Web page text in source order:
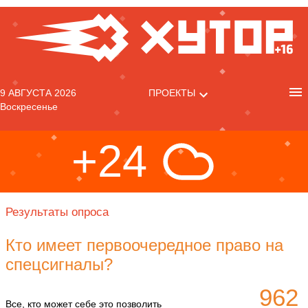
9 АВГУСТА 2026
Воскресенье
ПРОЕКТЫ
+24
Результаты опроса
Кто имеет первоочередное право на
спецсигналы?
Все, кто может себе это позволить 962